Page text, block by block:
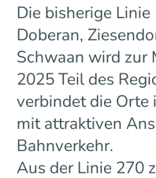
Die bisherige
Doberan,
Schwaan wird zur
2025 Teil des
verbindet die Orte
mit attraktiven
Bahnverkehr.
Aus der Linie 270